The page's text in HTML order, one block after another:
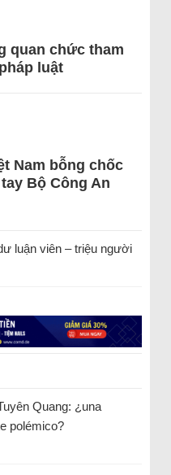
quan chức tham
luật
Nam bỗng chốc
Bộ Công An
luận viên – triệu người
Quang: ¿una
polémico?